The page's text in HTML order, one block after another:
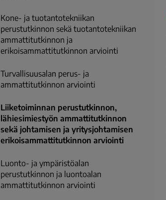
Kone- ja tuotantotekniikan
perustutkinnon sekä tuotantotekniikan
ammattitutkinnon ja
erikoisammattitutkinnon arviointi
Turvallisuusalan perus- ja
ammattitutkinnon arviointi
Liiketoiminnan perustutkinnon,
lähiesimiestyön ammattitutkinnon
sekä johtamisen ja yritysjohtamisen
erikoisammattitutkinnon arviointi
Luonto- ja ympäristöalan
perustutkinnon ja luontoalan
ammattitutkinnon arviointi